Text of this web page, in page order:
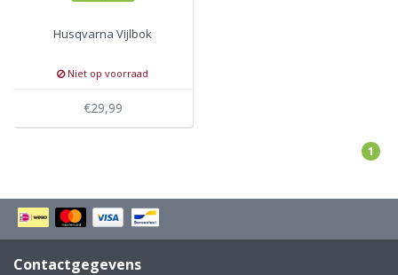
Husqvarna Vijlbok
Niet op voorraad
€29,99
1
Contactgegevens